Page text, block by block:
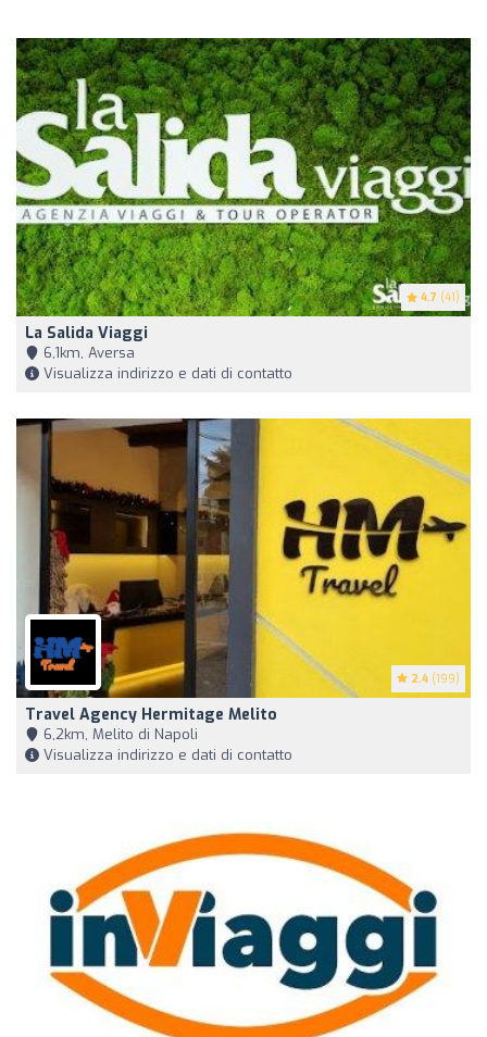
4.7 (41)
La Salida Viaggi
6,1km, Aversa
Visualizza indirizzo e dati di contatto
2.4 (199)
Travel Agency Hermitage Melito
6,2km, Melito di Napoli
Visualizza indirizzo e dati di contatto